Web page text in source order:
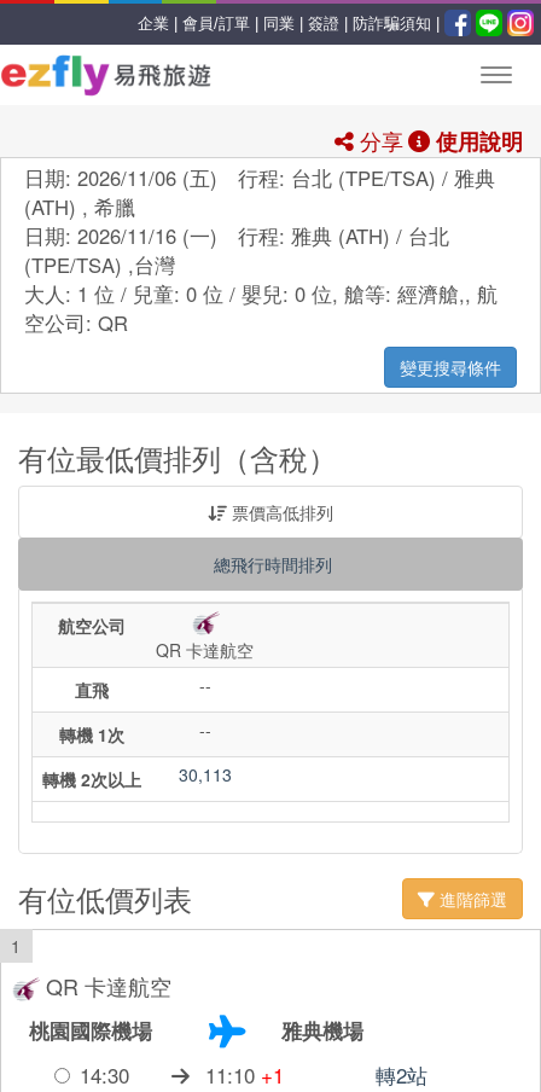
企業 | 會員/訂單 | 同業 | 簽證 | 防詐騙須知 |
分享 使用說明
日期: 2026/11/06 (五) 行程: 台北 (TPE/TSA) / 雅典
(ATH) , 希臘
日期: 2026/11/16 (一) 行程: 雅典 (ATH) / 台北
(TPE/TSA) ,台灣
大人: 1 位 / 兒童: 0 位 / 嬰兒: 0 位, 艙等: 經濟艙,, 航
空公司: QR
變更搜尋條件
有位最低價排列（含稅）
票價高低排列
總飛行時間排列
航空公司
QR 卡達航空
直飛
--
轉機 1次 --
轉機 2次以上 30,113
有位低價列表
進階篩選
1
QR 卡達航空
桃園國際機場
雅典機場
14:30
11:10 +1 轉2站